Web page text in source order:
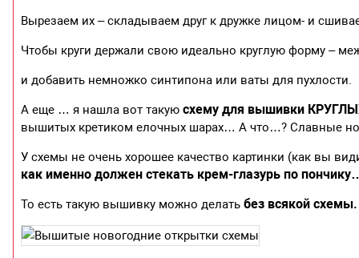
Вырезаем их – складываем друг к дружке лицом- и
Чтобы круги держали свою идеально круглую форму –
и добавить немножко синтипона или ваты для пухлости.
А еще … я нашла вот такуюсхему для вышивки
вышитых кретиком елочных шарах… А что…? Славные
У схемы не очень хорошее качество картинки (как вы
как именно должен стекать крем-глазурь по
То есть такую вышивку можно делатьбез всякой схемы.